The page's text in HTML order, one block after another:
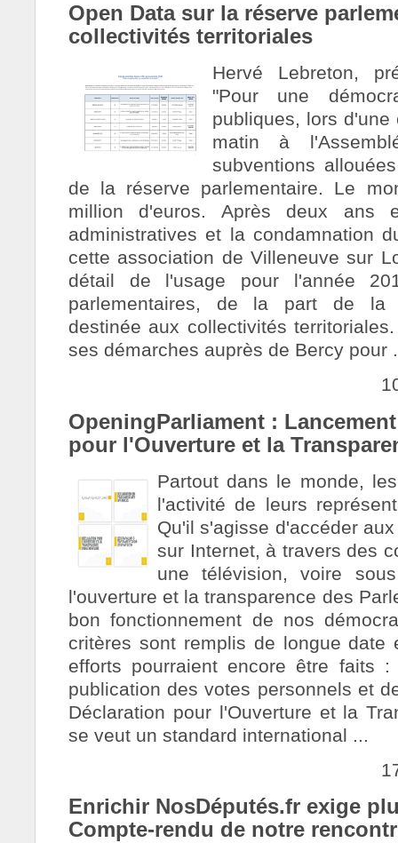
Open Data sur la réserve
collectivités territoriales
Hervé Lebreton,
"Pour une
publiques, lors
matin à
subventions
de la réserve parlementaire. Le
million d'euros. Après deux ans
administratives et la condamnation
cette association de Villeneuve sur
détail de l'usage pour l'année
parlementaires, de la part de la
destinée aux collectivités
ses démarches auprès de Bercy pour
OpeningParliament :
pour l'Ouverture et la
Partout dans le monde,
l'activité de leurs
Qu'il s'agisse d'accéder
sur Internet, à travers des
une télévision, voire
l'ouverture et la transparence des
bon fonctionnement de nos
critères sont remplis de longue date
efforts pourraient encore être faits :
publication des votes personnels et
Déclaration pour l'Ouverture et la
se veut un standard international ...
Enrichir NosDéputés.fr exige
Compte-rendu de notre